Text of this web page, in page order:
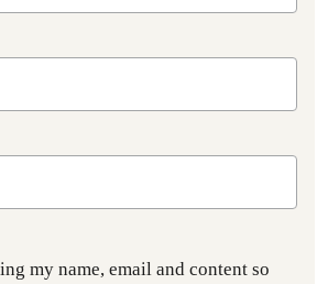
my name, email and content so